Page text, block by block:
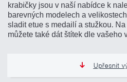
krabičky jsou v naší nabídce k
barevných modelech a
sladit etue s medailí a stužkou.
můžete také dát štítek dle vašeho
Upřesnit